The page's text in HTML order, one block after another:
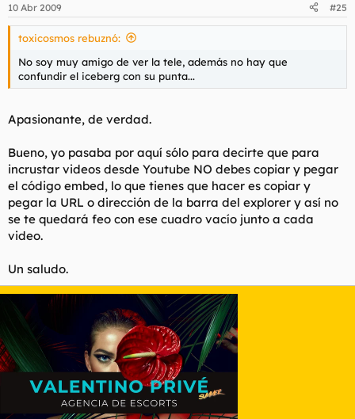
10 Abr 2009 #25
toxicosmos rebuznó:
No soy muy amigo de ver la tele, además no hay que
confundir el iceberg con su punta...
Apasionante, de verdad.
Bueno, yo pasaba por aquí sólo para decirte que para
incrustar videos desde Youtube NO debes copiar y pegar
el código embed, lo que tienes que hacer es copiar y
pegar la URL o dirección de la barra del explorer y así no
se te quedará feo con ese cuadro vacío junto a cada
video.
Un saludo.